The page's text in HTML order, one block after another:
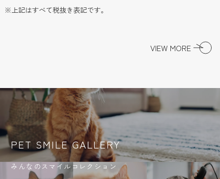
※上記はすべて税抜き表記です。
VIEW MORE
PET SMILE GALLERY
みんなのスマイルコレクション